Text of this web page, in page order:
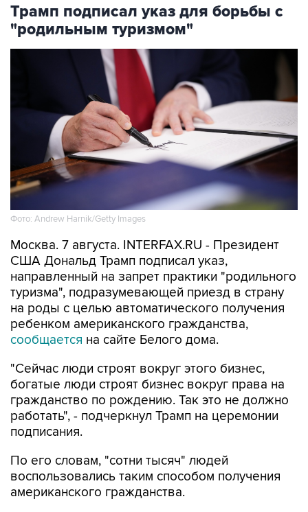
Трамп подписал указ для борьбы с
"родильным туризмом"
Фото: Andrew Harnik/Getty Images
Москва. 7 августа. INTERFAX.RU - Президент
США Дональд Трамп подписал указ,
направленный на запрет практики "родильного
туризма", подразумевающей приезд в страну
на роды с целью автоматического получения
ребенком американского гражданства,
сообщается на сайте Белого дома.
"Сейчас люди строят вокруг этого бизнес,
богатые люди строят бизнес вокруг права на
гражданство по рождению. Так это не должно
работать", - подчеркнул Трамп на церемонии
подписания.
По его словам, "сотни тысяч" людей
воспользовались таким способом получения
американского гражданства.